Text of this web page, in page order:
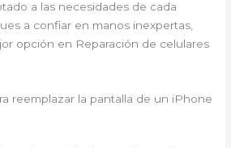
a las necesidades de cada
a confiar en manos inexpertas,
opción en Reparación de celulares
reemplazar la pantalla de un iPhone